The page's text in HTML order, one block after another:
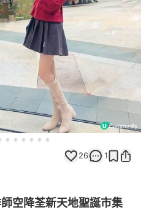
26 1
空降荃新天地聖誕市集